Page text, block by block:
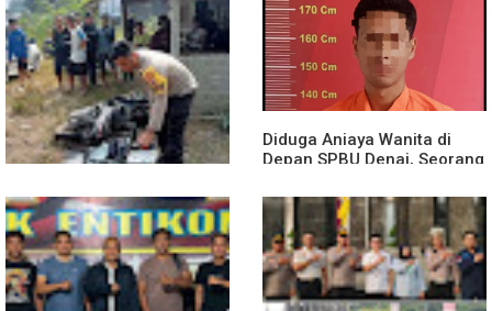
Diduga Jadi Korban
Penyebaran Foto Pribadi
dan Dicemarkan di TikTok,
AF Lapor ke Polda Sumut
Polsek Entikong Gelar Apel
Siaga Karhutla 2026, Sinergi
Lintas Sektor Cegah
Kebakaran Hutan dan Lahan
Truk Kontainer Oleng Tabrak
Vario, Warga Kapuas
Meninggal di Dusun Mak
Tampong
Diduga Aniaya Wanita di
Depan SPBU Denai, Seorang
Medan Area